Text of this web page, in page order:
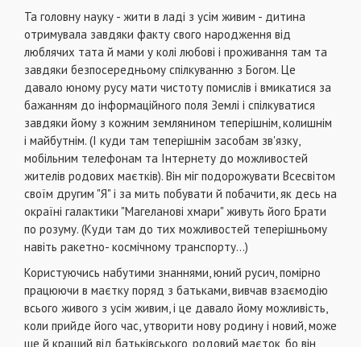
Та головну науку - жити в ладі з усім живим - дитина
отримувала завдяки факту свого народження від
люблячих тата й мами у колі любові і проживання там та
завдяки безпосередньому спілкуванню з Богом. Це
давало юному русу мати чистоту помислів і вмикатися за
бажанням до інформаційного поля Землі і спілкуватися
завдяки йому з кожним землянином теперішнім, колишнім
і майбутнім. (І куди там теперішнім засобам зв'язку,
мобільним телефонам та Інтернету до можливостей
жителів родових маєтків). Він міг подорожувати Всесвітом
своїм другим "Я" і за мить побувати й побачити, як десь на
окраїні галактики "Магеланові хмари" живуть його Брати
по розуму. (Куди там до тих можливостей теперішньому
навіть ракетно- космічному транспорту...)
Користуючись набутими знаннями, юний русич, помірно
працюючи в маєтку поряд з батьками, вивчав взаємодію
всього живого з усім живим, і це давало йому можливість,
коли прийде його час, утворити нову родину і новий, може
ще й кращий від батьківського, родовий маєток, бо він